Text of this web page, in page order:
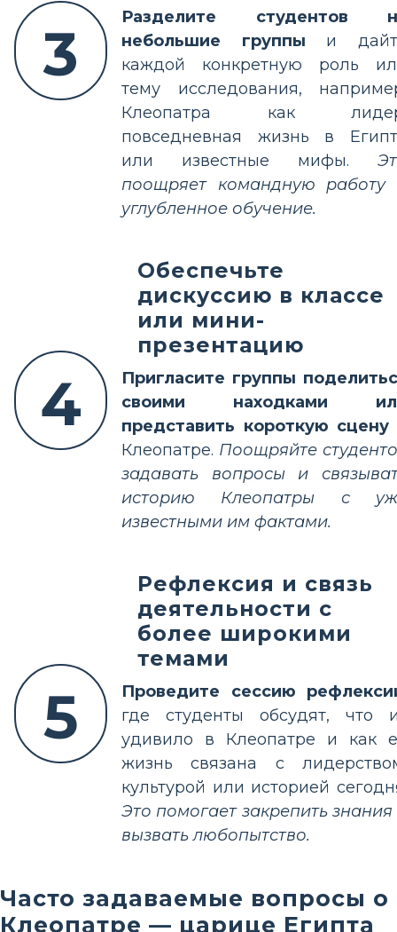
3
Разделите студентов
небольшие группы и
каждой конкретную роль
тему исследования,
Клеопатра как
повседневная жизнь в
или известные мифы.
поощряет командную работу
углубленное обучение.
4
Обеспечьте
дискуссию в классе
или мини-
презентацию
Пригласите группы
своими находками
представить короткую сцену
Клеопатре. Поощряйте
задавать вопросы и
историю Клеопатры с
известными им фактами.
5
Рефлексия и связь
деятельности с
более широкими
темами
Проведите сессию
где студенты обсудят, что
удивило в Клеопатре и как
жизнь связана с
культурой или историей
Это помогает закрепить знания
вызвать любопытство.
Часто задаваемые вопросы о
Клеопатре — царице Египта